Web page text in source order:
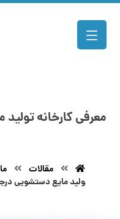
معرفی کارخانه
مقالات
ولید مایع دستشویی